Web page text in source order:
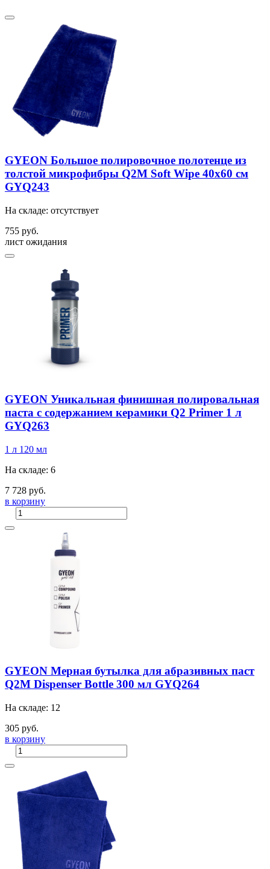
GYEON Большое полировочное полотенце из
толстой микрофибры Q2M Soft Wipe 40x60 см
GYQ243
На складе: отсутствует
755 руб.
лист ожидания
GYEON Уникальная финишная полировальная
паста с содержанием керамики Q2 Primer 1 л
GYQ263
1 л 120 мл
На складе: 6
7 728 руб.
в корзину
GYEON Мерная бутылка для абразивных паст
Q2M Dispenser Bottle 300 мл GYQ264
На складе: 12
305 руб.
в корзину